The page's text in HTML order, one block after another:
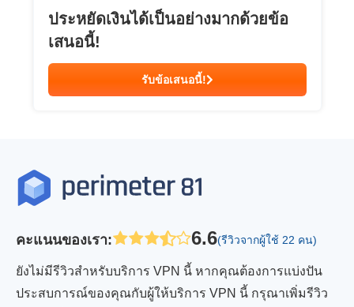
ประหยัดเงินได้เป็นอย่างมากด้วยข้อ
เสนอนี้!
รับข้อเสนอนี้!
คะแนนของเรา: 6.6(รีวิวจากผู้ใช้ 22 คน)
ยังไม่มีรีวิวสำหรับบริการ VPN นี้ หากคุณต้องการแบ่งปัน
ประสบการณ์ของคุณกับผู้ให้บริการ VPN นี้ กรุณาเพิ่มรีวิว